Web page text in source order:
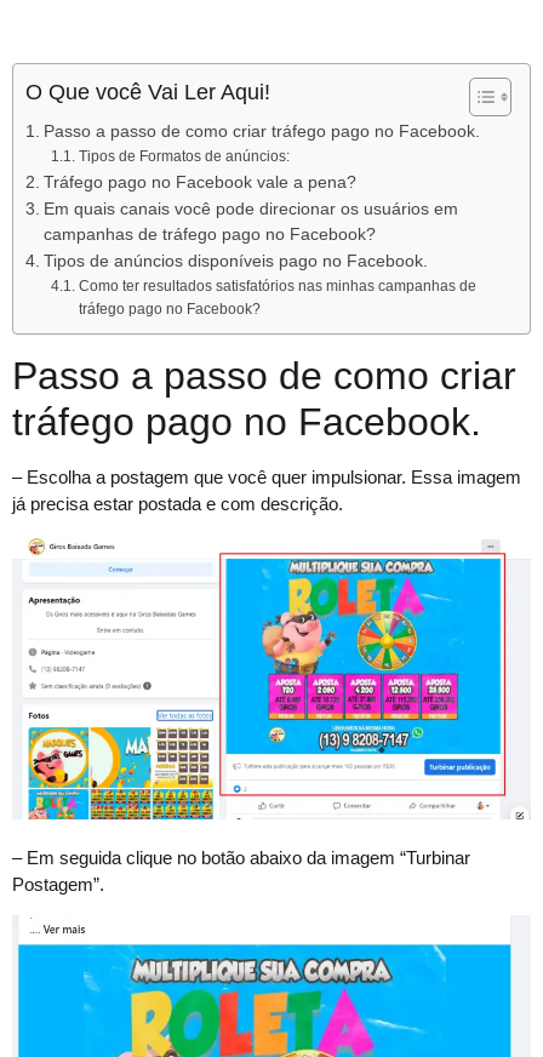
O Que você Vai Ler Aqui!
Passo a passo de como criar tráfego pago no Facebook.
Tipos de Formatos de anúncios:
Tráfego pago no Facebook vale a pena?
Em quais canais você pode direcionar os usuários em
campanhas de tráfego pago no Facebook?
Tipos de anúncios disponíveis pago no Facebook.
Como ter resultados satisfatórios nas minhas campanhas de
tráfego pago no Facebook?
Passo a passo de como criar
tráfego pago no Facebook.
– Escolha a postagem que você quer impulsionar. Essa imagem
já precisa estar postada e com descrição.
– Em seguida clique no botão abaixo da imagem “Turbinar
Postagem”.